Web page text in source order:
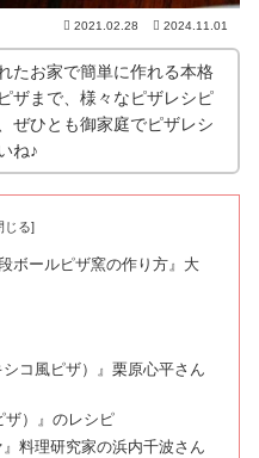
2021.02.28 2024.11.01
たお家で簡単に作れる本格
ザまで、様々なピザレシピ
ぜひとも御家庭でピザレシ
ね♪
ボールピザ窯の作り方』大
コ風ピザ）』栗原心平さん
ザ）』のレシピ
料理研究家の浜内千波さん